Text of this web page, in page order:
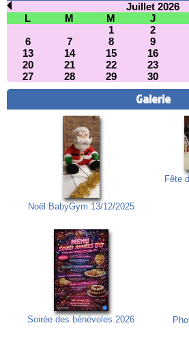
Juillet 2026
L
M M J
1
2
6
7 8 9
13
14 15 16
20
21 22 23
27
28 29 30
Galerie
Noël BabyGym 13/12/2025
Fête
Soirée des bénévoles 2026